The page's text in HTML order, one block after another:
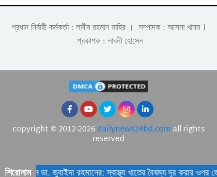
প্রধান নির্বাহী কর্মকর্তা : লাবীব রহমান মাহির । সম্পাদক : আসমা খানম ।
প্রকাশক : লাবনী হোসেন
copyright © 2012-2026dailynews24bd.com all rights
reserved
শিরোনাম
আহ্বান ডা. জুবাইদা রহমানের: স্বাস্থ্য খাতের বৈষম্য দূর করার ওপর জোর